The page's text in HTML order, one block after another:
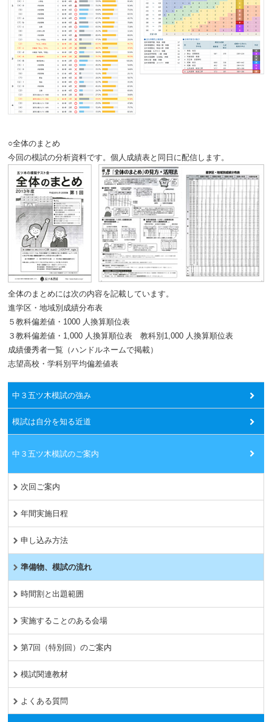
○全体のまとめ
今回の模試の分析資料です。個人成績表と同日に配信します。
全体のまとめには次の内容を記載しています。
進学区・地域別成績分布表
５教科偏差値・1000 人換算順位表
３教科偏差値・1,000 人換算順位表 教科別1,000 人換算順位表
成績優秀者一覧（ハンドルネームで掲載）
志望高校・学科別平均偏差値表
中３五ツ木模試の強み
模試は自分を知る近道
中３五ツ木模試のご案内
次回ご案内
年間実施日程
申し込み方法
準備物、模試の流れ
時間割と出題範囲
実施することのある会場
第7回（特別回）のご案内
模試関連教材
よくある質問